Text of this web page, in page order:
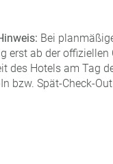
Bei
erst ab der offiziellen
des Hotels am Tag
bzw. Spät-Check-